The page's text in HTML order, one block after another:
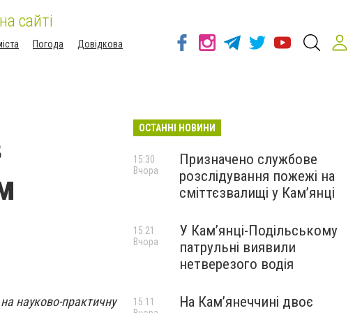
сайті
Погода
Довідкова
науково-практичну
ОСТАННІ НОВИНИ
Призначено службове
розслідування пожежі на
сміттєзвалищі у Кам’янці
15:30
Вчора
У Кам’янці-Подільському
патрульні виявили
нетверезого водія
15:21
Вчора
На Камʼянеччині двоє
15:11